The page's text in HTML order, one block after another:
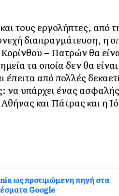
τους εργολήπτες, από
διαπραγμάτευση, η
– Πατρών θα
τα οποία δεν θα
έπειτα από πολλές
υπάρχει ένας
και Πάτρας και η
ως προτιμώμενη πηγή στα
Google